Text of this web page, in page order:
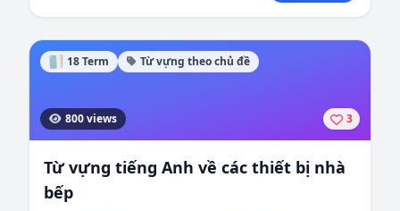
18 Term Từ vựng theo chủ đề
800 views 3
Từ vựng tiếng Anh về các thiết bị nhà
bếp